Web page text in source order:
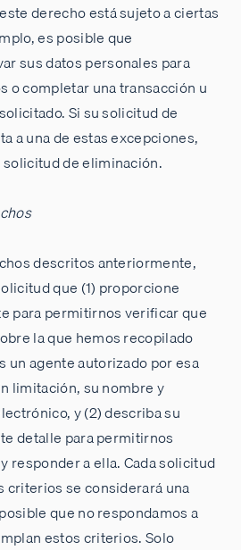
derecho está sujeto a ciertas
es posible que
sus datos personales para
o completar una transacción u
Si su solicitud de
a una de estas excepciones,
de eliminación.
descritos anteriormente,
que (1) proporcione
para permitirnos verificar que
la que hemos recopilado
un agente autorizado por esa
limitación, su nombre y
y (2) describa su
detalle para permitirnos
responder a ella. Cada solicitud
criterios se considerará una
que no respondamos a
estos criterios. Solo